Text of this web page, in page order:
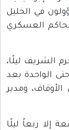
في الخليل
العسكري
إلى الحرم الشريف ليلًا،
الواحدة بعد
ومدير
التاسعة إلا ربعاً ليلًا